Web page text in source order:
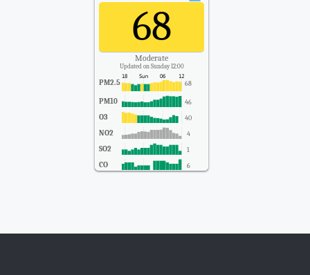
68
Moderate
Updated on Sunday 12:00
PM2.5 68
PM10 46
O3 40
NO2 4
SO2 1
CO 6